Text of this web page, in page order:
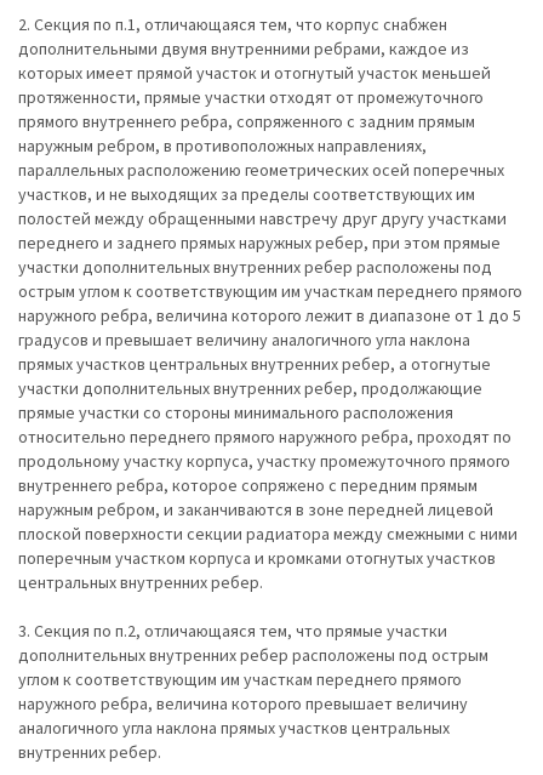
2. Секция по п.1, отличающаяся тем, что корпус снабжен
дополнительными двумя внутренними ребрами, каждое из
которых имеет прямой участок и отогнутый участок меньшей
протяженности, прямые участки отходят от промежуточного
прямого внутреннего ребра, сопряженного с задним прямым
наружным ребром, в противоположных направлениях,
параллельных расположению геометрических осей поперечных
участков, и не выходящих за пределы соответствующих им
полостей между обращенными навстречу друг другу участками
переднего и заднего прямых наружных ребер, при этом прямые
участки дополнительных внутренних ребер расположены под
острым углом к соответствующим им участкам переднего прямого
наружного ребра, величина которого лежит в диапазоне от 1 до 5
градусов и превышает величину аналогичного угла наклона
прямых участков центральных внутренних ребер, а отогнутые
участки дополнительных внутренних ребер, продолжающие
прямые участки со стороны минимального расположения
относительно переднего прямого наружного ребра, проходят по
продольному участку корпуса, участку промежуточного прямого
внутреннего ребра, которое сопряжено с передним прямым
наружным ребром, и заканчиваются в зоне передней лицевой
плоской поверхности секции радиатора между смежными с ними
поперечным участком корпуса и кромками отогнутых участков
центральных внутренних ребер.
3. Секция по п.2, отличающаяся тем, что прямые участки
дополнительных внутренних ребер расположены под острым
углом к соответствующим им участкам переднего прямого
наружного ребра, величина которого превышает величину
аналогичного угла наклона прямых участков центральных
внутренних ребер.